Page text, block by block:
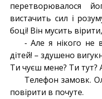
перетворювалося
вистачить сил і
боці! Він мусить
- Але я нікого не
дітей! – здушено
Ти чуєш мене? Ти тут?
Телефон замовк.
повірити в почуте.